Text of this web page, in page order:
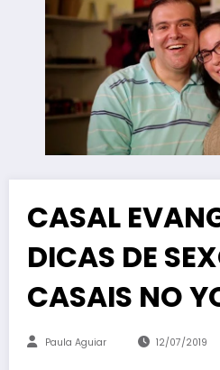
CASAL
DICAS DE
CASAIS NO
Paula Aguiar 12/07/2019